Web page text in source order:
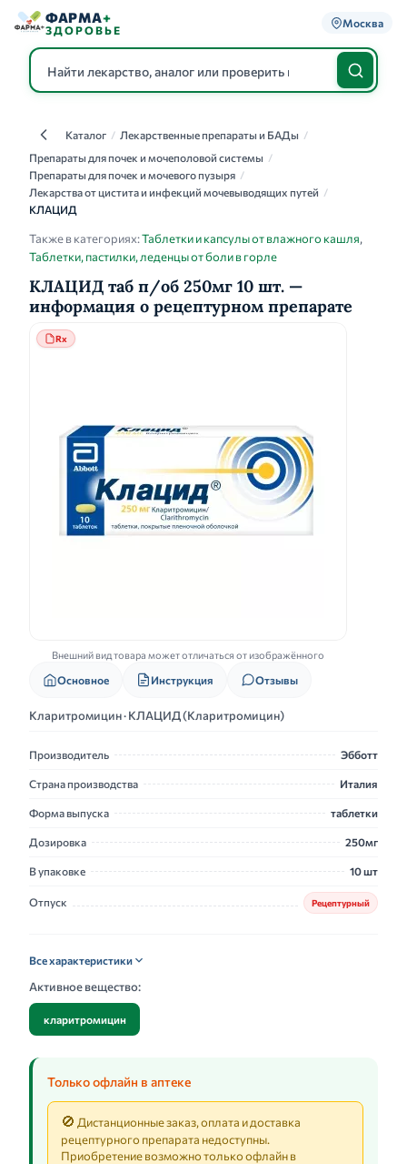
ФАРМА+
ЗДОРОВЬЕ
Москва
КаталогКаталог / Лекарственные препараты и БАДы /
Препараты для почек и мочеполовой системы /
Препараты для почек и мочевого пузыря /
Лекарства от цистита и инфекций мочевыводящих путей /
КЛАЦИД
Также в категориях:Таблетки и капсулы от влажного кашля,
Таблетки, пастилки, леденцы от боли в горле
КЛАЦИД таб п/об 250мг 10 шт. —
информация о рецептурном препарате
Rx
Внешний вид товара может отличаться от изображённого
Основное Инструкция Отзывы
Кларитромицин · КЛАЦИД (Кларитромицин)
Производитель Эбботт
Страна производства Италия
Форма выпуска таблетки
Дозировка 250мг
В упаковке 10 шт
Отпуск Рецептурный
Все характеристики
Активное вещество:
кларитромицин
Только офлайн в аптеке
🚫 Дистанционные заказ, оплата и доставка
рецептурного препарата недоступны.
Приобретение возможно только офлайн в